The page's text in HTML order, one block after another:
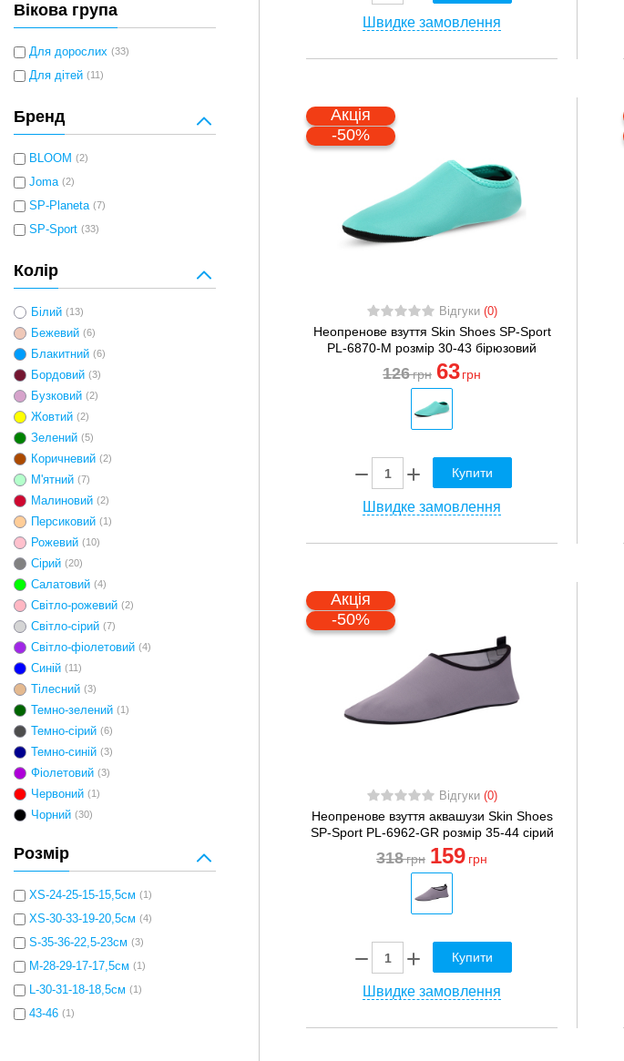
Вікова група
Для дорослих (33)
Для дітей (11)
Бренд
BLOOM (2)
Joma (2)
SP-Planeta (7)
SP-Sport (33)
Колір
Білий (13)
Бежевий (6)
Блакитний (6)
Бордовий (3)
Бузковий (2)
Жовтий (2)
Зелений (5)
Коричневий (2)
М'ятний (7)
Малиновий (2)
Персиковий (1)
Рожевий (10)
Сірий (20)
Салатовий (4)
Світло-рожевий (2)
Світло-сірий (7)
Світло-фіолетовий (4)
Синій (11)
Тілесний (3)
Темно-зелений (1)
Темно-сірий (6)
Темно-синій (3)
Фіолетовий (3)
Червоний (1)
Чорний (30)
Розмір
XS-24-25-15-15,5cм (1)
XS-30-33-19-20,5см (4)
S-35-36-22,5-23cм (3)
M-28-29-17-17,5см (1)
L-30-31-18-18,5см (1)
43-46 (1)
Швидке замовлення
Акція
-50%
Відгуки (0)
Неопренове взуття Skin Shoes SP-Sport
PL-6870-M розмір 30-43 бірюзовий
126грн 63 грн
Купити
Швидке замовлення
Акція
-50%
Відгуки (0)
Неопренове взуття аквашузи Skin Shoes
SP-Sport PL-6962-GR розмір 35-44 сірий
318грн 159 грн
Купити
Швидке замовлення